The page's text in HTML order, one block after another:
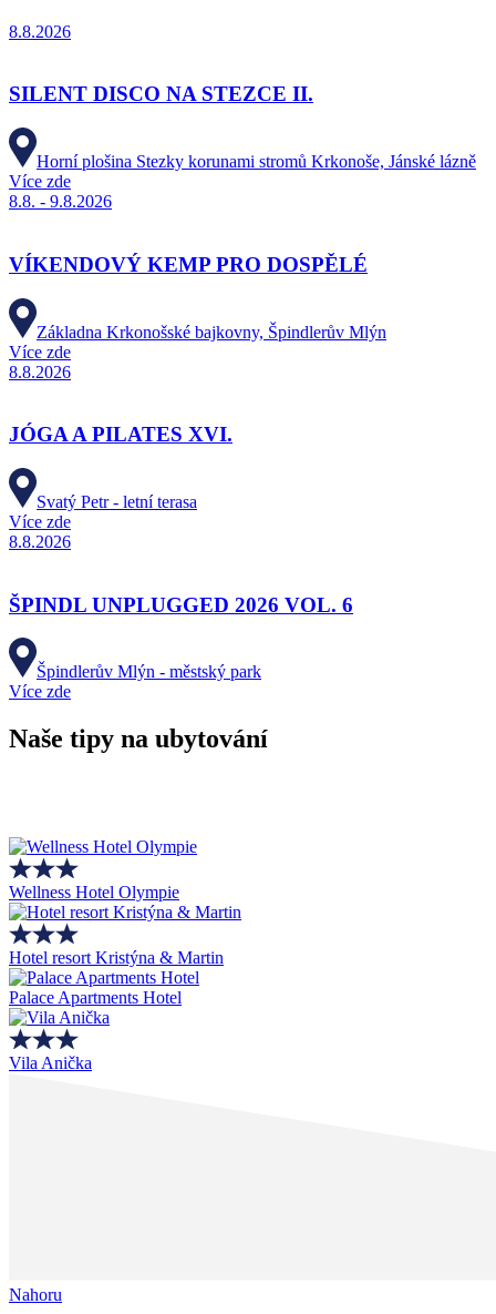
8.8.2026
SILENT DISCO NA STEZCE II.
Horní plošina Stezky korunami stromů Krkonoše, Jánské lázně
Více zde
8.8. - 9.8.2026
VÍKENDOVÝ KEMP PRO DOSPĚLÉ
Základna Krkonošské bajkovny, Špindlerův Mlýn
Více zde
8.8.2026
JÓGA A PILATES XVI.
Svatý Petr - letní terasa
Více zde
8.8.2026
ŠPINDL UNPLUGGED 2026 VOL. 6
Špindlerův Mlýn - městský park
Více zde
Naše tipy na ubytování
Wellness Hotel Olympie
Hotel resort Kristýna & Martin
Palace Apartments Hotel
Vila Anička
Nahoru